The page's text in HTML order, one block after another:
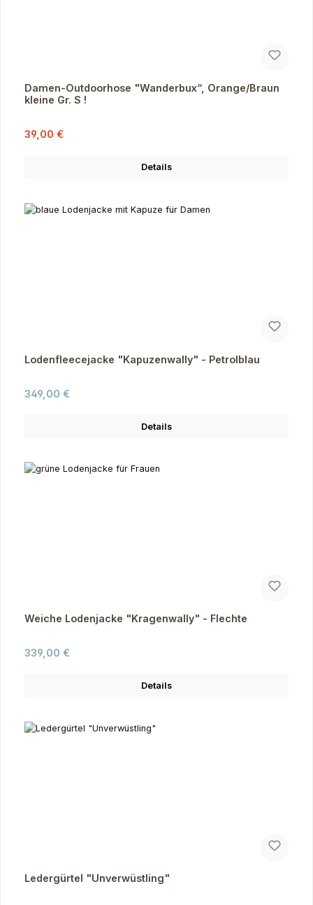
Damen-Outdoorhose "Wanderbux“, Orange/Braun
kleine Gr. S !
Verkaufspreis:
39,00 €
Details
Lodenfleecejacke "Kapuzenwally" - Petrolblau
Regulärer Preis:
349,00 €
Details
Weiche Lodenjacke "Kragenwally" - Flechte
Regulärer Preis:
339,00 €
Details
Ledergürtel "Unverwüstling"